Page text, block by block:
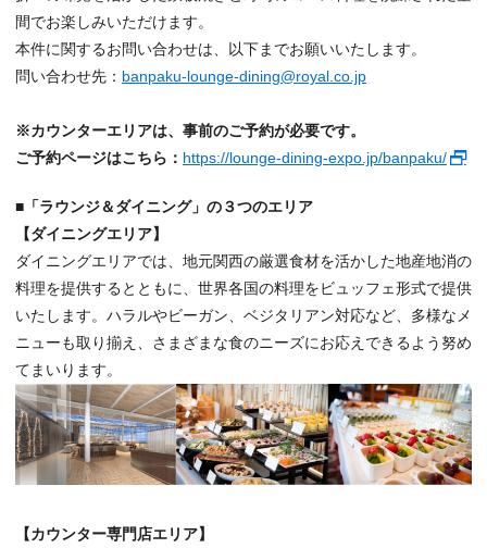
間でお楽しみいただけます。
本件に関するお問い合わせは、以下までお願いいたします。
問い合わせ先： banpaku-lounge-dining@royal.co.jp
※カウンターエリアは、事前のご予約が必要です。
ご予約ページはこちら： https://lounge-dining-expo.jp/banpaku/
■「ラウンジ＆ダイニング」の３つのエリア
【ダイニングエリア】
ダイニングエリアでは、地元関西の厳選食材を活かした地産地消の
料理を提供するとともに、世界各国の料理をビュッフェ形式で提供
いたします。ハラルやビーガン、ベジタリアン対応など、多様なメ
ニューも取り揃え、さまざまな食のニーズにお応えできるよう努め
てまいります。
【カウンター専門店エリア】